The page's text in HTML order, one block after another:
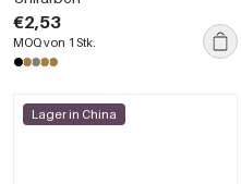
€2,53
MOQ von 1 Stk.
Lager in China